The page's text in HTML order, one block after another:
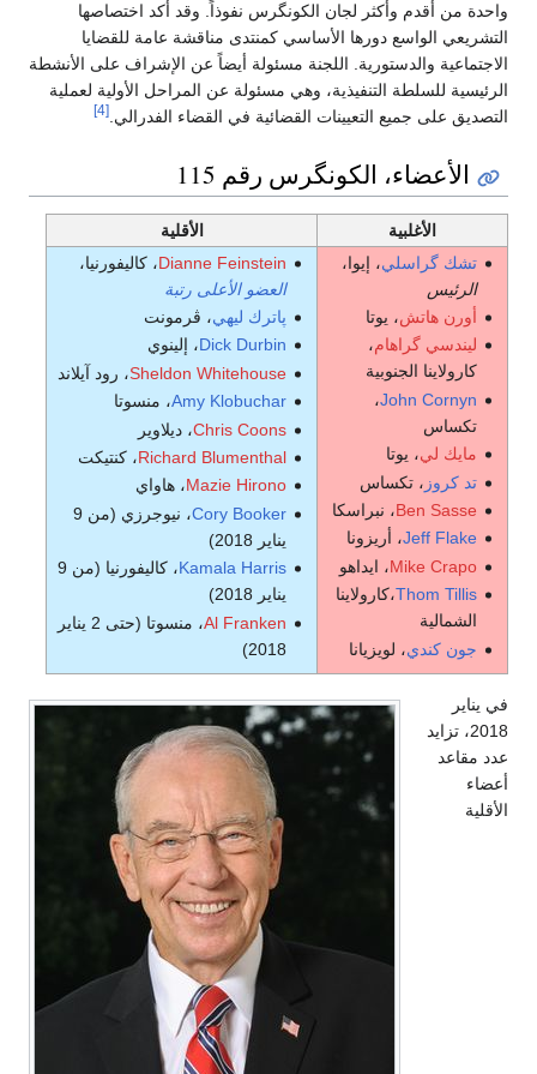
واحدة من أقدم وأكثر لجان الكونگرس نفوذاً. وقد أكد اختصاصها
التشريعي الواسع دورها الأساسي كمنتدى مناقشة عامة للقضايا
الاجتماعية والدستورية. اللجنة مسئولة أيضاً عن الإشراف على الأنشطة
الرئيسية للسلطة التنفيذية، وهي مسئولة عن المراحل الأولية لعملية
التصديق على جميع التعيينات القضائية في القضاء الفدرالي.
الأعضاء، الكونگرس رقم 115
الأغلبية
الأقلية
تشك گراسلي، إيوا،
الرئيس
أورن هاتش، يوتا
ليندسي گراهام،
كارولاينا الجنوبية
John Cornyn،
تكساس
مايك لي، يوتا
تد كروز ، تكساس
Ben Sasse، نبراسكا
Jeff Flake، أريزونا
Mike Crapo، ايداهو
Thom Tillis،كارولاينا
الشمالية
جون كندي، لويزيانا
Dianne Feinstein، كاليفورنيا،
العضو الأعلى رتبة
پاترك ليهي، ڤرمونت
Dick Durbin، إلينوي
Sheldon Whitehouse، رود آيلاند
Amy Klobuchar، منسوتا
Chris Coons، ديلاوير
Richard Blumenthal، كنتيكت
Mazie Hirono، هاواي
Cory Booker
، نيوجرزي (من 9
يناير 2018)
Kamala Harris
، كاليفورنيا (من 9
يناير 2018)
Al Franken
، منسوتا (حتى 2 يناير
2018)
في يناير
2018، تزايد
عدد مقاعد
أعضاء
الأقلية